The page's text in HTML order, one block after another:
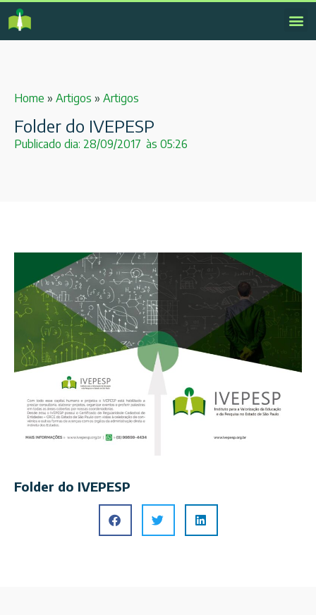
Home » Artigos » Artigos
Folder do IVEPESP
Publicado dia: 28/09/2017 às 05:26
Folder do IVEPESP